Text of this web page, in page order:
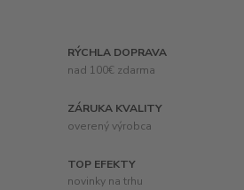
RÝCHLA DOPRAVA
nad 100€ zdarma
ZÁRUKA KVALITY
overený výrobca
TOP EFEKTY
novinky na trhu